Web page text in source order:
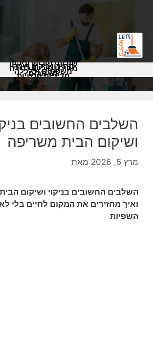
שירותי פוליש וניקיון
מחירון ניקיון דירה
מחירון פוליש לדירה
משפטים וכלכלה
מאמרים
מדיניות פרטיות
השלבים החשובים
ושיקום הבית משריפה
מרץ 5, 2026 מאת
השלבים החשובים בניקוי ושיקום
ואיך מחזירים את המקום לחיים בלי
השפיות